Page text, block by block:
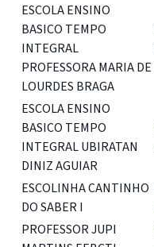
ESCOLA ENSINO
BASICO TEMPO
INTEGRAL
PROFESSORA MARIA DE
LOURDES BRAGA
ESCOLA ENSINO
BASICO TEMPO
INTEGRAL UBIRATAN
DINIZ AGUIAR
ESCOLINHA CANTINHO
DO SABER I
PROFESSOR JUPI